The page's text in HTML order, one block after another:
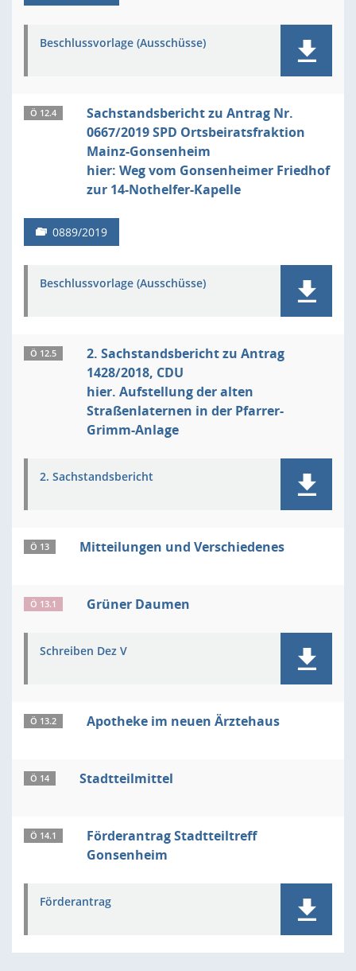
Beschlussvorlage (Ausschüsse)
Ö 12.4
Sachstandsbericht zu Antrag Nr.
0667/2019 SPD Ortsbeiratsfraktion
Mainz-Gonsenheim
hier: Weg vom Gonsenheimer Friedhof
zur 14-Nothelfer-Kapelle
0889/2019
Beschlussvorlage (Ausschüsse)
Ö 12.5
2. Sachstandsbericht zu Antrag
1428/2018, CDU
hier. Aufstellung der alten
Straßenlaternen in der Pfarrer-
Grimm-Anlage
2. Sachstandsbericht
Ö 13 Mitteilungen und Verschiedenes
Ö 13.1 Grüner Daumen
Schreiben Dez V
Ö 13.2 Apotheke im neuen Ärztehaus
Ö 14 Stadtteilmittel
Ö 14.1
Förderantrag Stadtteiltreff
Gonsenheim
Förderantrag